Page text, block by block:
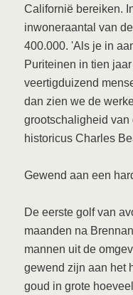
Californië bereiken.
inwoneraantal van
400.000. 'Als je in
Puriteinen in tien
veertigduizend
dan zien we de
grootschaligheid van
historicus Charles
Gewend aan een
De eerste golf van
maanden na
mannen uit de
gewend zijn aan het
goud in grote